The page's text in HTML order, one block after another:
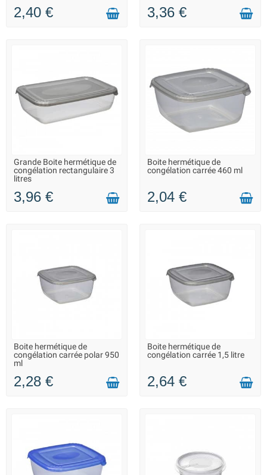
2,40 € 3,36 €
LIVRAISON 2 À 3 JOURS
Grande Boite hermétique de
congélation rectangulaire 3
litres
3,96 €
LIVRAISON 2 À 3 JOURS
Boite hermétique de
congélation carrée 460 ml
2,04 €
LIVRAISON 2 À 3 JOURS
Boite hermétique de
congélation carrée polar 950
ml
2,28 €
EN STOCK DANS 20 JOURS -
VOUS POUVEZ COMMANDER
Boite hermétique de
congélation carrée 1,5 litre
2,64 €